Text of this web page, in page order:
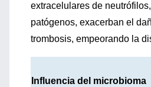
extracelulares de
patógenos, exacerban el
trombosis, empeorando la
Influencia del microbioma